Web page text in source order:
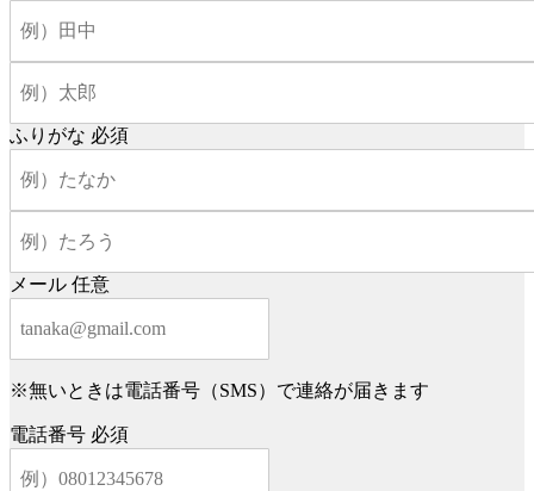
ふりがな 必須
メール 任意
※無いときは電話番号（SMS）で連絡が届きます
電話番号 必須